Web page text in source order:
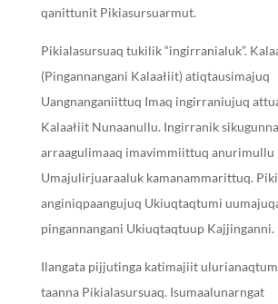
qanittunit Pikiasursuarmut.
Pikialasursuaq tukilik “ingirranialuk”.
(Pingannangani Kalaałiit) atiqtausimajuq
Uangnanganiittuq Imaq ingirraniujuq
Kalaałiit Nunaanullu. Ingirranik
arraagulimaaq imavimmiittuq
Umajulirjuaraaluk kamanammarittuq.
anginiqpaangujuq Ukiuqtaqtumi
pingannangani Ukiuqtaqtuup Kajjinganni.
Ilangata pijjutinga katimajiit
taanna Pikialasursuaq. Isumaalunarngat